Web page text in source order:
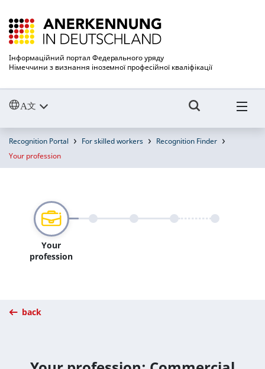
Інформаційний портал Федерального уряду
Німеччини з визнання іноземної професійної кваліфікації
Recognition Portal For skilled workers
Recognition Finder
Your profession
Your
profession
back